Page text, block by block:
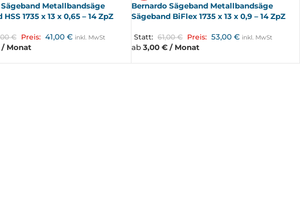
Metallbandsäge
1735 x 13 x 0,65 – 14 ZpZ
€ Preis: 41,00 € inkl. MwSt
Monat
Bernardo Sägeband Metallbandsäge
Sägeband BiFlex 1735 x 13 x 0,9 – 14 ZpZ
Statt: 61,00€ Preis: 53,00€ inkl. MwSt
ab3,00 € / Monat